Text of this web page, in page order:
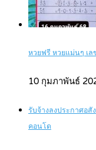
หวยฟรี หวยแม่นๆ เ
10 กุมภาพันธ์
รับจ้างลงประกาศอ
คอนโด